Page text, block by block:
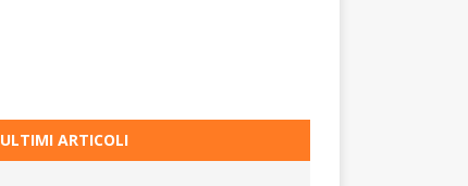
ULTIMI ARTICOLI